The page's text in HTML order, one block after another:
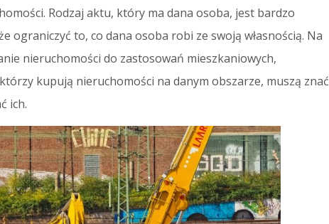
Rodzaj aktu, który ma dana osoba, jest bardzo
ograniczyć to, co dana osoba robi ze swoją własnością. Na
nieruchomości do zastosowań mieszkaniowych,
kupują nieruchomości na danym obszarze, muszą znać
ich.